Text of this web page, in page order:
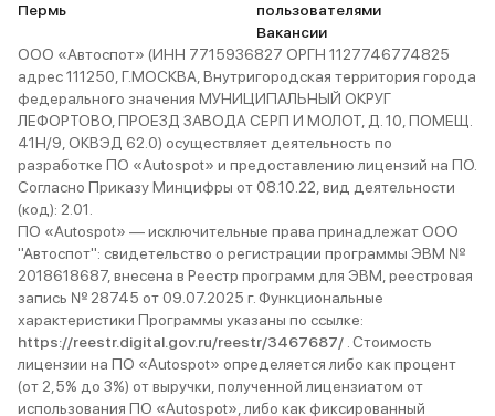
Пермь
пользователями
Вакансии
ООО «Автоспот» (ИНН 7715936827 ОРГН 1127746774825
адрес 111250, Г.МОСКВА, Внутригородская территория города
федерального значения МУНИЦИПАЛЬНЫЙ ОКРУГ
ЛЕФОРТОВО, ПРОЕЗД ЗАВОДА СЕРП И МОЛОТ, Д. 10, ПОМЕЩ.
41Н/9, ОКВЭД 62.0) осуществляет деятельность по
разработке ПО «Autospot» и предоставлению лицензий на ПО.
Согласно Приказу Минцифры от 08.10.22, вид деятельности
(код): 2.01.
ПО «Autospot» — исключительные права принадлежат ООО
"Автоспот": свидетельство о регистрации программы ЭВМ №
2018618687, внесена в Реестр программ для ЭВМ, реестровая
запись № 28745 от 09.07.2025 г. Функциональные
характеристики Программы указаны по ссылке:
https://reestr.digital.gov.ru/reestr/3467687/ . Стоимость
лицензии на ПО «Autospot» определяется либо как процент
(от 2,5% до 3%) от выручки, полученной лицензиатом от
использования ПО «Autospot», либо как фиксированный